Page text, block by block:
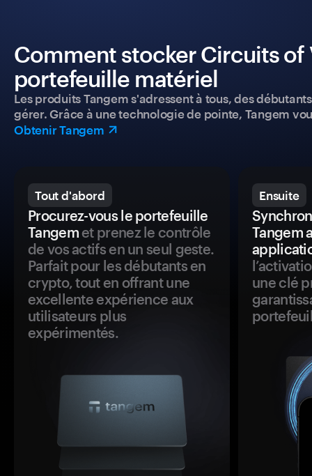
Comment stocker Circuits of
portefeuille matériel
Les produits Tangem s'adressent à tous, des
gérer. Grâce à une technologie de pointe, Tangem
Obtenir Tangem
Tout d'abord
Procurez-vous le portefeuille
Tangemet prenez le contrôle
de vos actifs en un seul geste.
Parfait pour les débutants en
crypto, tout en offrant une
excellente expérience aux
utilisateurs plus
expérimentés.
Ensuite
Tangem
une clé